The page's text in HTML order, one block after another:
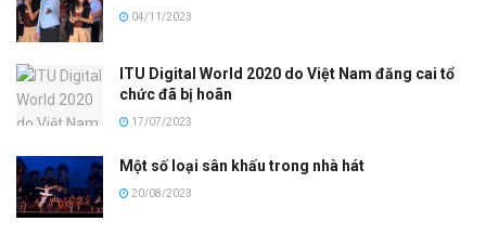
04/11/2023
ITU Digital World 2020 do Việt Nam đăng cai tổ
chức đã bị hoãn
17/07/2023
Một số loại sân khấu trong nhà hát
20/08/2023